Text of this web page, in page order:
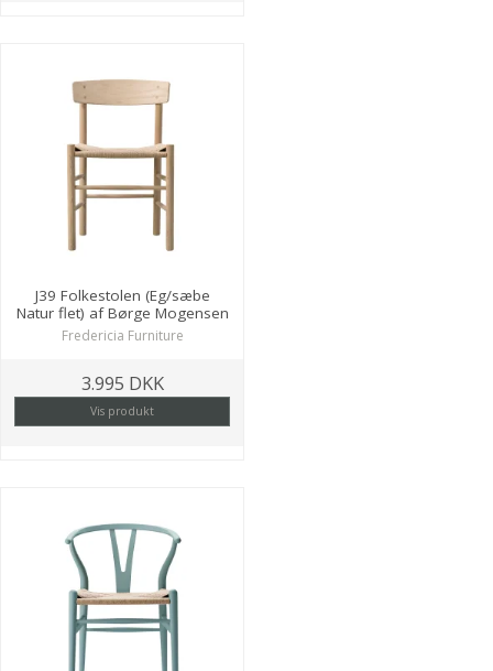
J39 Folkestolen (Eg/sæbe
Natur flet) af Børge Mogensen
Fredericia Furniture
3.995 DKK
Vis produkt